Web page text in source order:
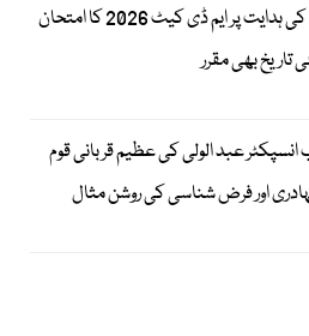
وزیراعظم کی ہدایت پر ایم ڈی کیٹ 2026 کا امتحان
تاریخ بھی مقرر
عبد الولی کی عظیم قربانی قوم
اور فرض شناسی کی روشن مثال